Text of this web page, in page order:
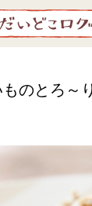
のとろ～